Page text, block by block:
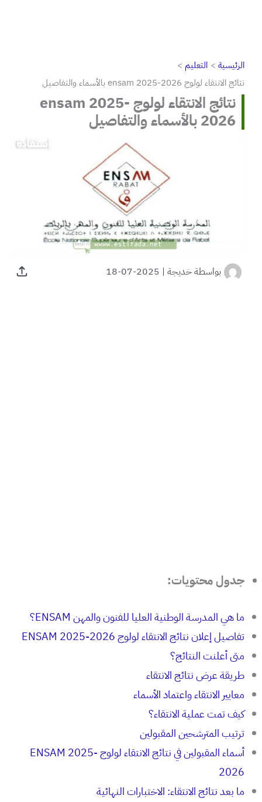
الرئيسية
التعليم
نتائج الانتقاء لولوج ensam 2025-2026 بالأسماء والتفاصيل
نتائج الانتقاء لولوج ensam 2025-
2026 بالأسماء والتفاصيل
بواسطةخديجة |
2025-07-18
جدول محتويات:
ما هي المدرسة الوطنية العليا للفنون والمهن ENSAM؟
تفاصيل إعلان نتائج الانتقاء لولوج ENSAM 2025-2026
متى أعلنت النتائج؟
طريقة عرض نتائج الانتقاء
معايير الانتقاء واعتماد الأسماء
كيف تمت عملية الانتقاء؟
ترتيب المترشحين المقبولين
أسماء المقبولين في نتائج الانتقاء لولوج ENSAM 2025-
2026
ما بعد نتائج الانتقاء: الاختبارات النهائية